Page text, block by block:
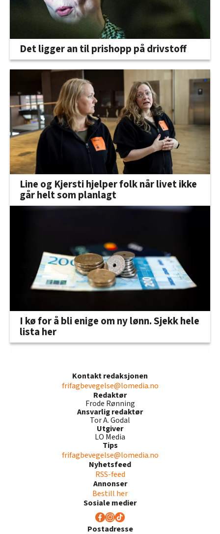
Det ligger an til prishopp på drivstoff
Line og Kjersti hjelper folk når livet ikke
går helt som planlagt
I kø for å bli enige om ny lønn. Sjekk hele
lista her
Kontakt redaksjonen
frifagbevegelse@lomedia.no
Redaktør
Frode Rønning
Ansvarlig redaktør
Tor A. Godal
Utgiver
LO Media
Tips
frifagbevegelse@lomedia.no
Nyhetsfeed
RSS-feed
Annonser
Bestill her
Sosiale medier
Postadresse